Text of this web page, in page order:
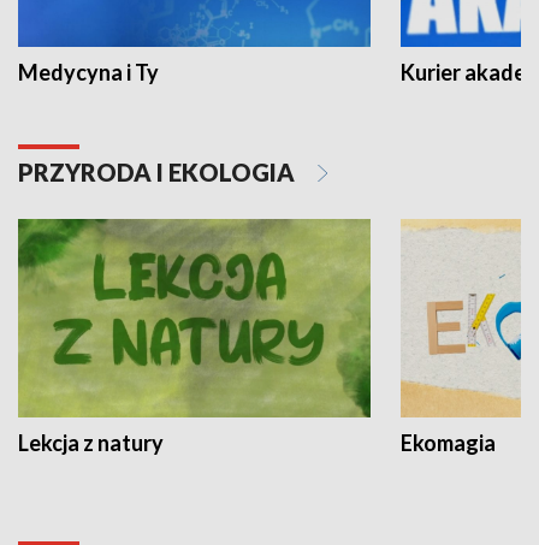
Medycyna i Ty Kurier
PRZYRODA I EKOLOGIA
Lekcja z natury Ekomagia